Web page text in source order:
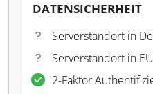
DATENSICHERHEIT
Serverstandort in
Serverstandort in EU
2-Faktor